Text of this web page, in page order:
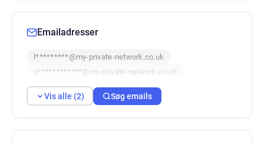
Emailadresser
l*********@my-private-network.co.uk
g************@my-private-network.co.uk
Vis alle (2) Søg emails